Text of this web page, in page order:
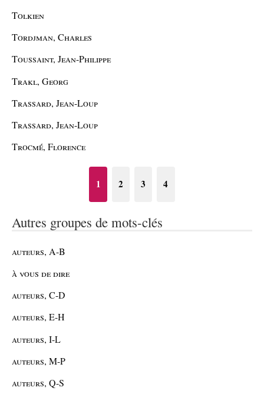
Tolkien
Tordjman, Charles
Toussaint, Jean-Philippe
Trakl, Georg
Trassard, Jean-Loup
Trassard, Jean-Loup
Trocmé, Florence
1 2 3 4
Autres groupes de mots-clés
auteurs, A-B
à vous de dire
auteurs, C-D
auteurs, E-H
auteurs, I-L
auteurs, M-P
auteurs, Q-S